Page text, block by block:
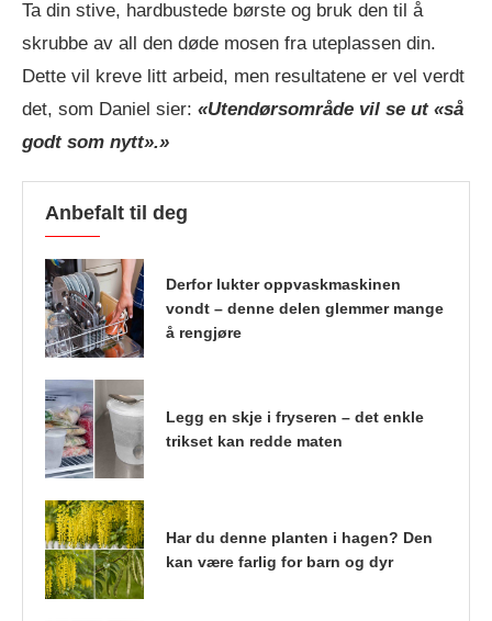
Ta din stive, hardbustede børste og bruk den til å
skrubbe av all den døde mosen fra uteplassen din.
Dette vil kreve litt arbeid, men resultatene er vel verdt
det, som Daniel sier: «Utendørsområde vil se ut «så
godt som nytt».»
Anbefalt til deg
Derfor lukter oppvaskmaskinen
vondt – denne delen glemmer mange
å rengjøre
Legg en skje i fryseren – det enkle
trikset kan redde maten
Har du denne planten i hagen? Den
kan være farlig for barn og dyr